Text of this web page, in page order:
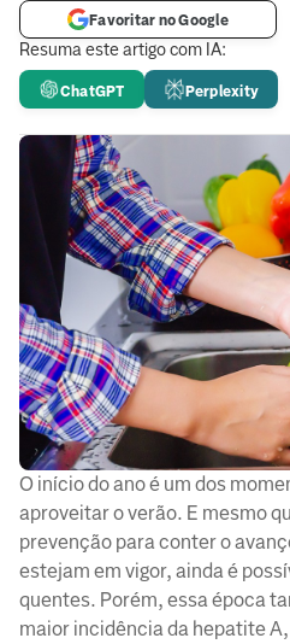
Resuma este artigo com IA:
ChatGPT Perplexity
Favoritar no Google
O início do ano é um dos
aproveitar o verão. E mesmo
prevenção para conter o
estejam em vigor, ainda é
quentes. Porém, essa época
maior incidência da hepatite